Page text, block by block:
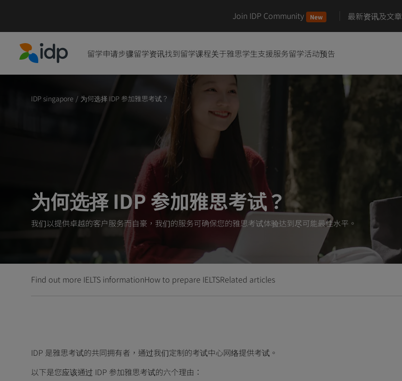
Join IDP Community New 最新资讯及文章
留学申请步骤留学资讯找到留学课程关于雅思学生支援服务留学活动预告
IDP singapore / 为何选择 IDP 参加雅思考试？
为何选择 IDP 参加雅思考试？
我们以提供卓越的客户服务而自豪，我们的服务可确保您的雅思考试体验达到尽可能最佳水平。
Find out more IELTS informationHow to prepare IELTSRelated articles
IDP 是雅思考试的共同拥有者，通过我们定制的考试中心网络提供考试。
以下是您应该通过 IDP 参加雅思考试的六个理由：